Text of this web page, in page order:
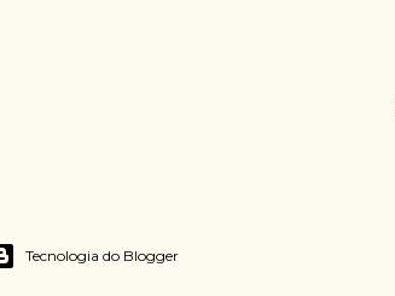
Tecnologia do Blogger